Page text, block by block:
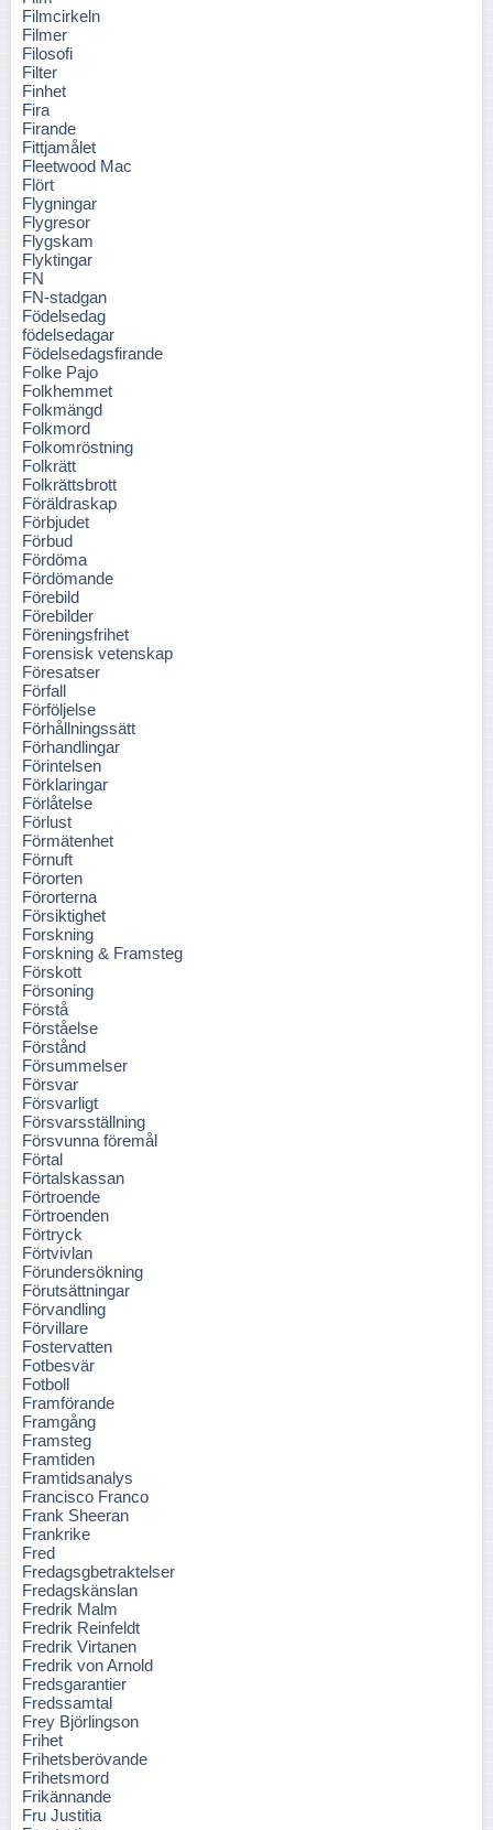
Filmcirkeln
Filmer
Filosofi
Filter
Finhet
Fira
Firande
Fittjamålet
Fleetwood Mac
Flört
Flygningar
Flygresor
Flygskam
Flyktingar
FN
FN-stadgan
Födelsedag
födelsedagar
Födelsedagsfirande
Folke Pajo
Folkhemmet
Folkmängd
Folkmord
Folkomröstning
Folkrätt
Folkrättsbrott
Föräldraskap
Förbjudet
Förbud
Fördöma
Fördömande
Förebild
Förebilder
Föreningsfrihet
Forensisk vetenskap
Föresatser
Förfall
Förföljelse
Förhållningssätt
Förhandlingar
Förintelsen
Förklaringar
Förlåtelse
Förlust
Förmätenhet
Förnuft
Förorten
Förorterna
Försiktighet
Forskning
Forskning & Framsteg
Förskott
Försoning
Förstå
Förståelse
Förstånd
Försummelser
Försvar
Försvarligt
Försvarsställning
Försvunna föremål
Förtal
Förtalskassan
Förtroende
Förtroenden
Förtryck
Förtvivlan
Förundersökning
Förutsättningar
Förvandling
Förvillare
Fostervatten
Fotbesvär
Fotboll
Framförande
Framgång
Framsteg
Framtiden
Framtidsanalys
Francisco Franco
Frank Sheeran
Frankrike
Fred
Fredagsgbetraktelser
Fredagskänslan
Fredrik Malm
Fredrik Reinfeldt
Fredrik Virtanen
Fredrik von Arnold
Fredsgarantier
Fredssamtal
Frey Björlingson
Frihet
Frihetsberövande
Frihetsmord
Frikännande
Fru Justitia